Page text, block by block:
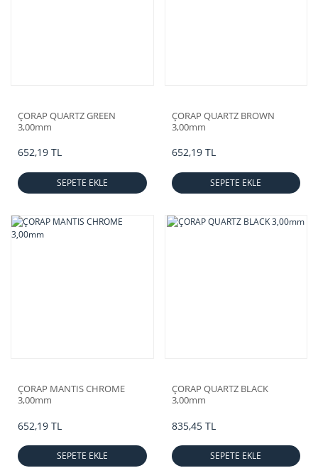
ÇORAP QUARTZ GREEN
3,00mm
652,19 TL
SEPETE EKLE
ÇORAP QUARTZ BROWN
3,00mm
652,19 TL
SEPETE EKLE
ÇORAP MANTIS CHROME
3,00mm
652,19 TL
SEPETE EKLE
ÇORAP QUARTZ BLACK
3,00mm
835,45 TL
SEPETE EKLE